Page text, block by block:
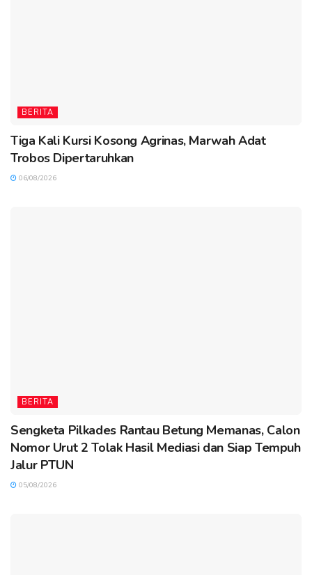
BERITA
Tiga Kali Kursi Kosong Agrinas, Marwah Adat
Trobos Dipertaruhkan
06/08/2026
BERITA
Sengketa Pilkades Rantau Betung Memanas, Calon
Nomor Urut 2 Tolak Hasil Mediasi dan Siap Tempuh
Jalur PTUN
05/08/2026